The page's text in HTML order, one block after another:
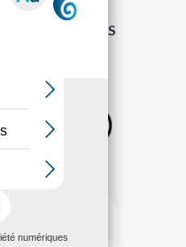
DONNÉES
DES COOKIES